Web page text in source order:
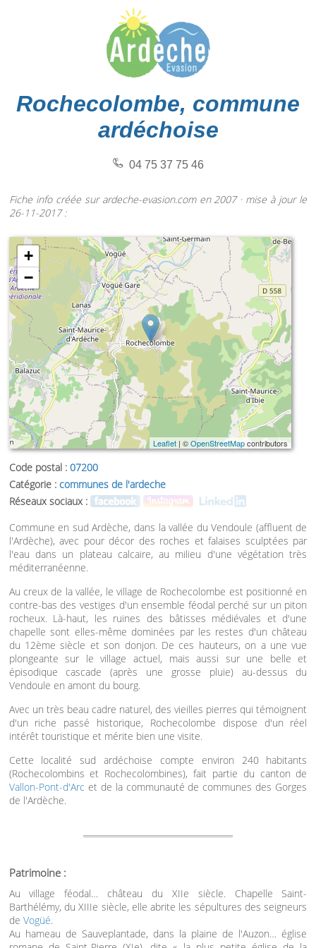
Rochecolombe, commune
ardéchoise
04 75 37 75 46
Fiche info créée sur ardeche-evasion.com en 2007 · mise à jour le
26-11-2017 :
+
−
Leaflet| ©OpenStreetMapcontributors
Code postal : 07200
Catégorie : communes de l'ardeche
Réseaux sociaux :
Commune en sud Ardèche, dans la vallée du Vendoule (affluent de
l'Ardèche), avec pour décor des roches et falaises sculptées par
l'eau dans un plateau calcaire, au milieu d'une végétation très
méditerranéenne.
Au creux de la vallée, le village de Rochecolombe est positionné en
contre-bas des vestiges d'un ensemble féodal perché sur un piton
rocheux. Là-haut, les ruines des bâtisses médiévales et d'une
chapelle sont elles-même dominées par les restes d'un château
du 12ème siècle et son donjon. De ces hauteurs, on a une vue
plongeante sur le village actuel, mais aussi sur une belle et
épisodique cascade (après une grosse pluie) au-dessus du
Vendoule en amont du bourg.
Avec un très beau cadre naturel, des vieilles pierres qui témoignent
d'un riche passé historique, Rochecolombe dispose d'un réel
intérêt touristique et mérite bien une visite.
Cette localité sud ardéchoise compte environ 240 habitants
(Rochecolombins et Rochecolombines), fait partie du canton de
Vallon-Pont-d'Arc et de la communauté de communes des Gorges
de l'Ardèche.
Patrimoine :
Au village féodal… château du XIIe siècle. Chapelle Saint-
Barthélémy, du XIIIe siècle, elle abrite les sépultures des seigneurs
de Vogüé.
Au hameau de Sauveplantade, dans la plaine de l'Auzon… église